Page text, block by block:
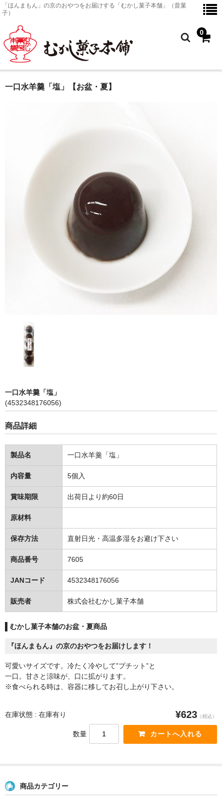
「ほんまもん」の京のおやつをお届けする「むかし菓子本舗」（昔菓
子）
0
ホーム
京のおやつ
季節限定商品「夏」
プライバシーポリシー
特定商取引に関する表示
メンバー
一口水羊羹「塩」【お盆・夏】
一口水羊羹「塩」
(4532348176056)
商品詳細
製品名 一口水羊羹「塩」
内容量 5個入
賞味期限 出荷日より約60日
原材料
保存方法 直射日光・高温多湿をお避け下さい
商品番号 7605
JANコード 4532348176056
販売者 株式会社むかし菓子本舗
むかし菓子本舗のお盆・夏商品
『ほんまもん』の京のおやつをお届けします！
可愛いサイズです。冷たく冷やして”プチット”と
一口。甘さと涼味が、口に拡がります。
※食べられる時は、容器に移してお召し上がり下さい。
在庫状態 : 在庫有り ¥623 （税込）
数量
商品カテゴリー